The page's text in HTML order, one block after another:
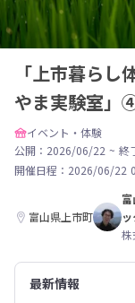
「上市暮ら
やま実験室」
イベント・体験
公開：2026/06/22 ~ 終
開催日程： 2026/06/22
富山県上市町
株
最新情報